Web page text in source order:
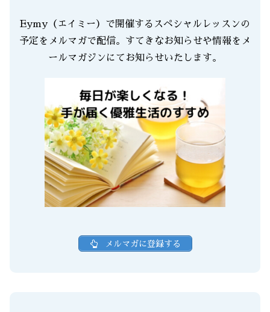
Eymy（エイミー）で開催するスペシャルレッスンの
予定をメルマガで配信。すてきなお知らせや情報をメ
ールマガジンにてお知らせいたします。
メルマガに登録する